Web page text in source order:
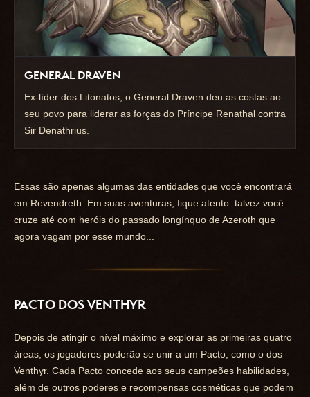
GENERAL DRAVEN
Ex-líder dos Litonatos, o General Draven deu as costas ao
seu povo para liderar as forças do Príncipe Renathal contra
Sir Denathrius.
Essas são apenas algumas das entidades que você encontrará
em Revendreth. Em suas aventuras, fique atento: talvez você
cruze até com heróis do passado longínquo de Azeroth que
agora vagam por esse mundo...
PACTO DOS VENTHYR
Depois de atingir o nível máximo e explorar as primeiras quatro
áreas, os jogadores poderão se unir a um Pacto, como o dos
Venthyr. Cada Pacto concede aos seus campeões habilidades,
além de outros poderes e recompensas cosméticas que podem